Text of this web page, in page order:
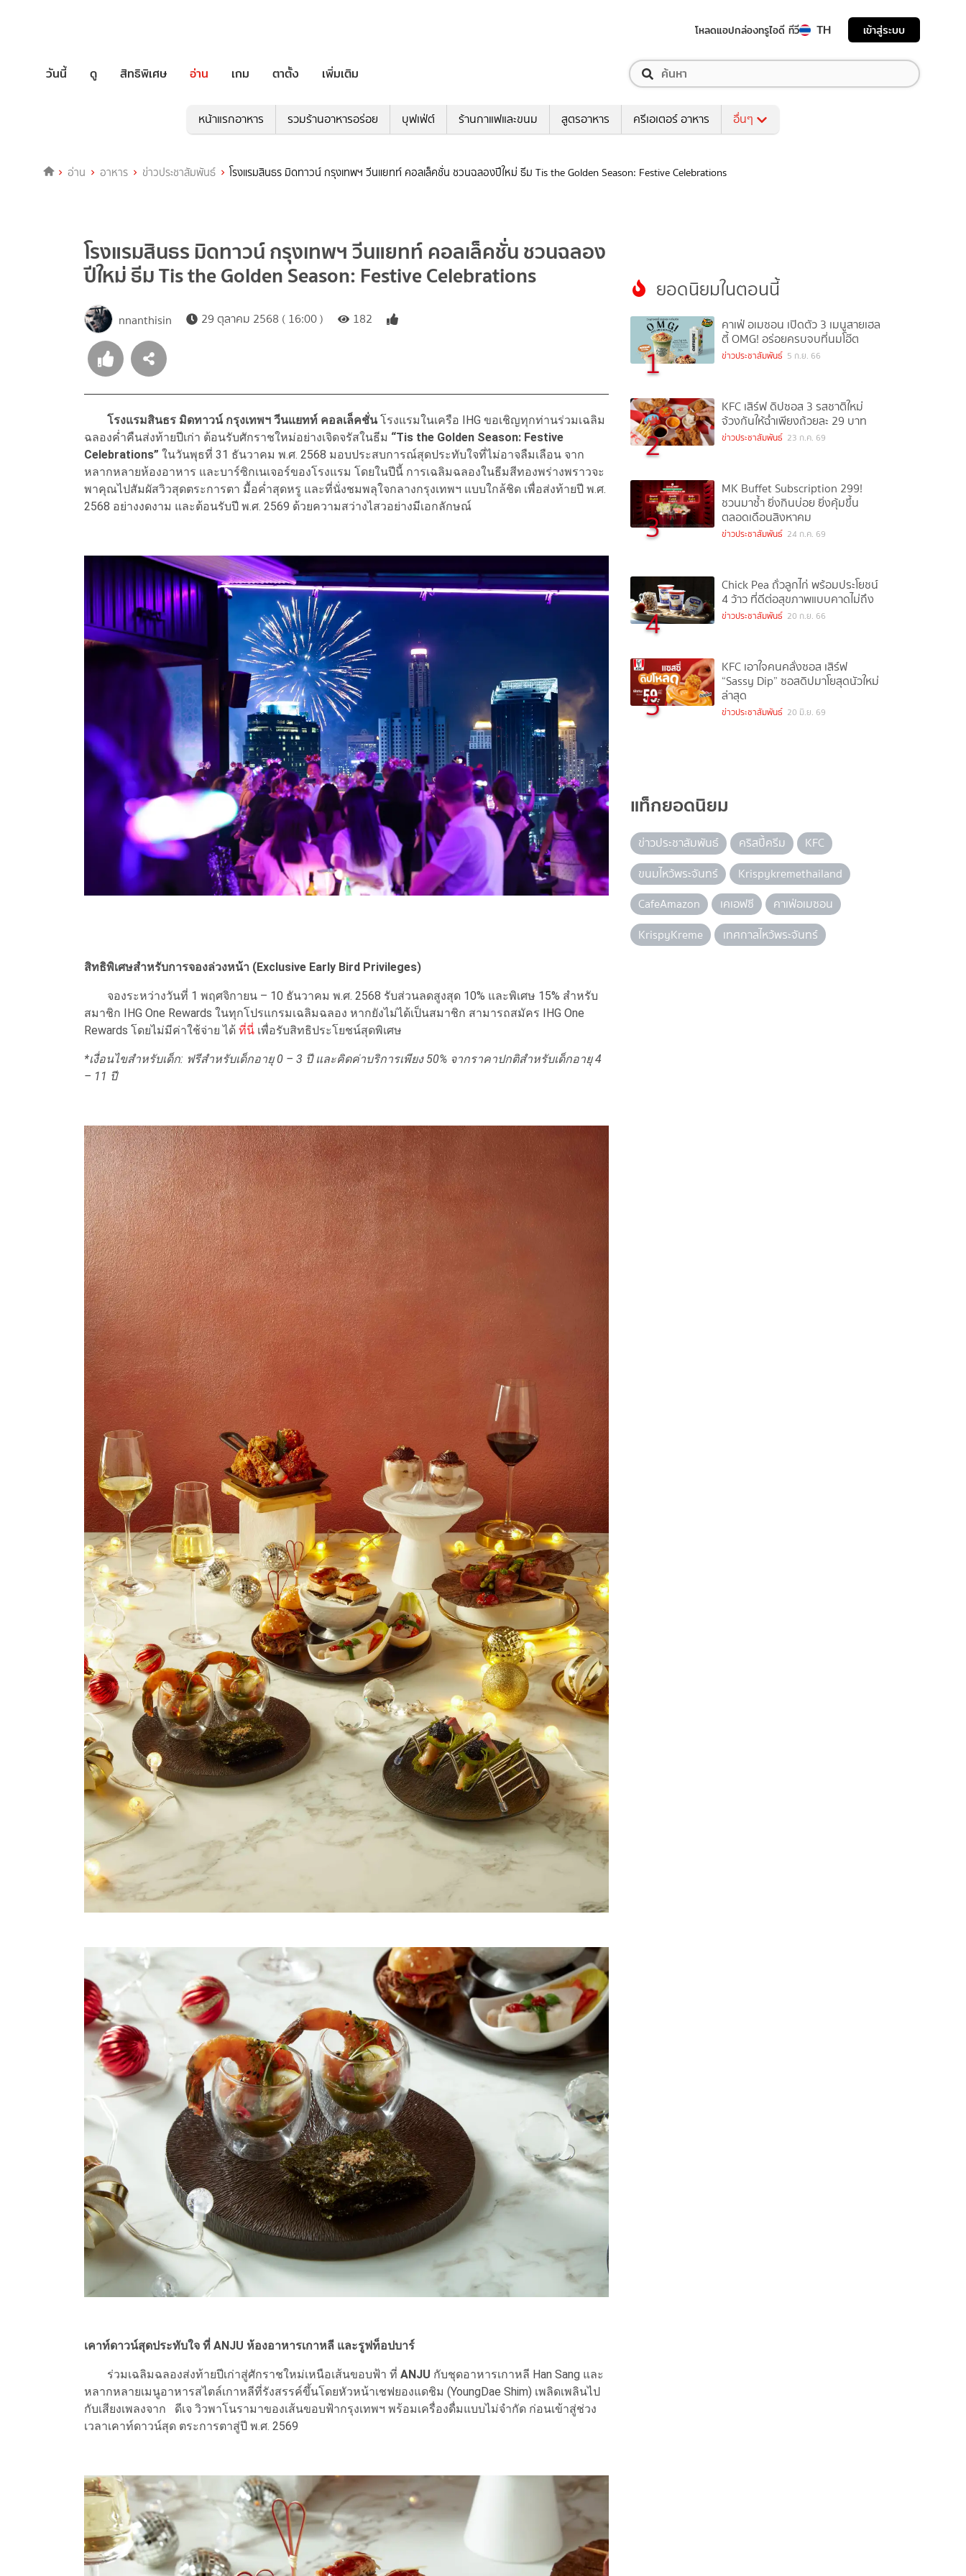
โหลดแอปกล่องทรูไอดี ทีวี TH เข้าสู่ระบบ
วันนี้ ดู สิทธิพิเศษ อ่าน เกม ตาตั้ง เพิ่มเติม
หน้าแรกอาหาร รวมร้านอาหารอร่อย บุฟเฟ่ต์ ร้านกาแฟและขนม สูตรอาหาร ครีเอเตอร์ อาหาร อื่นๆ
อ่าน อาหาร ข่าวประชาสัมพันธ์ โรงแรมสินธร มิดทาวน์ กรุงเทพฯ วีนแยทท์ คอลเล็คชั่น ชวนฉลองปีใหม่ ธีม Tis the Golden Season: Festive Celebrations
โรงแรมสินธร มิดทาวน์ กรุงเทพฯ วีนแยทท์ คอลเล็คชั่น ชวนฉลอง
ปีใหม่ ธีม Tis the Golden Season: Festive Celebrations
nnanthisin 29 ตุลาคม 2568 ( 16:00 ) 182
โรงแรมสินธร มิดทาวน์ กรุงเทพฯ วีนแยทท์ คอลเล็คชั่นโรงแรมในเครือ IHG ขอเชิญทุกท่านร่วมเฉลิม
ฉลองค่ำคืนส่งท้ายปีเก่า ต้อนรับศักราชใหม่อย่างเจิดจรัสในธีม “Tis the Golden Season: Festive
Celebrations” ในวันพุธที่ 31 ธันวาคม พ.ศ. 2568 มอบประสบการณ์สุดประทับใจที่ไม่อาจลืมเลือน จาก
หลากหลายห้องอาหาร และบาร์ซิกเนเจอร์ของโรงแรม โดยในปีนี้ การเฉลิมฉลองในธีมสีทองพร่างพราวจะ
พาคุณไปสัมผัสวิวสุดตระการตา มื้อค่ำสุดหรู และที่นั่งชมพลุใจกลางกรุงเทพฯ แบบใกล้ชิด เพื่อส่งท้ายปี พ.ศ.
2568 อย่างงดงาม และต้อนรับปี พ.ศ. 2569 ด้วยความสว่างไสวอย่างมีเอกลักษณ์
สิทธิพิเศษสำหรับการจองล่วงหน้า (Exclusive Early Bird Privileges)
จองระหว่างวันที่ 1 พฤศจิกายน – 10 ธันวาคม พ.ศ. 2568 รับส่วนลดสูงสุด 10% และพิเศษ 15% สำหรับ
สมาชิก IHG One Rewards ในทุกโปรแกรมเฉลิมฉลอง หากยังไม่ได้เป็นสมาชิก สามารถสมัคร IHG One
Rewards โดยไม่มีค่าใช้จ่าย ได้ ที่นี่ เพื่อรับสิทธิประโยชน์สุดพิเศษ
*เงื่อนไขสำหรับเด็ก: ฟรีสำหรับเด็กอายุ 0 – 3 ปี และคิดค่าบริการเพียง 50% จากราคาปกติสำหรับเด็กอายุ 4
– 11 ปี
เคาท์ดาวน์สุดประทับใจ ที่ ANJU ห้องอาหารเกาหลี และรูฟท็อปบาร์
ร่วมเฉลิมฉลองส่งท้ายปีเก่าสู่ศักราชใหม่เหนือเส้นขอบฟ้า ที่ ANJU กับชุดอาหารเกาหลี Han Sang และ
หลากหลายเมนูอาหารสไตล์เกาหลีที่รังสรรค์ขึ้นโดยหัวหน้าเชฟยองแดชิม (YoungDae Shim) เพลิดเพลินไป
กับเสียงเพลงจาก ดีเจ วิวพาโนรามาของเส้นขอบฟ้ากรุงเทพฯ พร้อมเครื่องดื่มแบบไม่จำกัด ก่อนเข้าสู่ช่วง
เวลาเคาท์ดาวน์สุด ตระการตาสู่ปี พ.ศ. 2569
ยอดนิยมในตอนนี้
1
คาเฟ่ อเมซอน เปิดตัว 3 เมนูสายเฮล
ตี้ OMG! อร่อยครบจบที่นมโอ๊ต
ข่าวประชาสัมพันธ์ 5 ก.ย. 66
2
KFC เสิร์ฟ ดิปซอส 3 รสชาติใหม่
จ้วงกันให้ฉ่ำเพียงถ้วยละ 29 บาท
ข่าวประชาสัมพันธ์ 23 ก.ค. 69
3
MK Buffet Subscription 299!
ชวนมาซ้ำ ยิ่งกินบ่อย ยิ่งคุ้มขึ้น
ตลอดเดือนสิงหาคม
ข่าวประชาสัมพันธ์ 24 ก.ค. 69
4
Chick Pea ถั่วลูกไก่ พร้อมประโยชน์
4 ว้าว ที่ดีต่อสุขภาพแบบคาดไม่ถึง
ข่าวประชาสัมพันธ์ 20 ก.ย. 66
5
KFC เอาใจคนคลั่งซอส เสิร์ฟ
“Sassy Dip” ซอสดิปมาโยสุดนัวใหม่
ล่าสุด
ข่าวประชาสัมพันธ์ 20 มิ.ย. 69
แท็กยอดนิยม
ข่าวประชาสัมพันธ์ คริสปี้ครีม
KFC
ขนมไหว้พระจันทร์
Krispykremethailand
CafeAmazon
เคเอฟซี
คาเฟ่อเมซอน
KrispyKreme
เทศกาลไหว้พระจันทร์